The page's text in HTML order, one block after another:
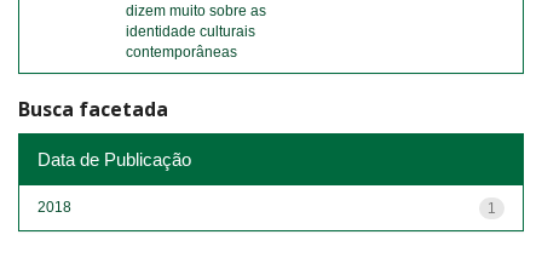
dizem muito sobre as
identidade culturais
contemporâneas
Busca facetada
Data de Publicação
1
2018